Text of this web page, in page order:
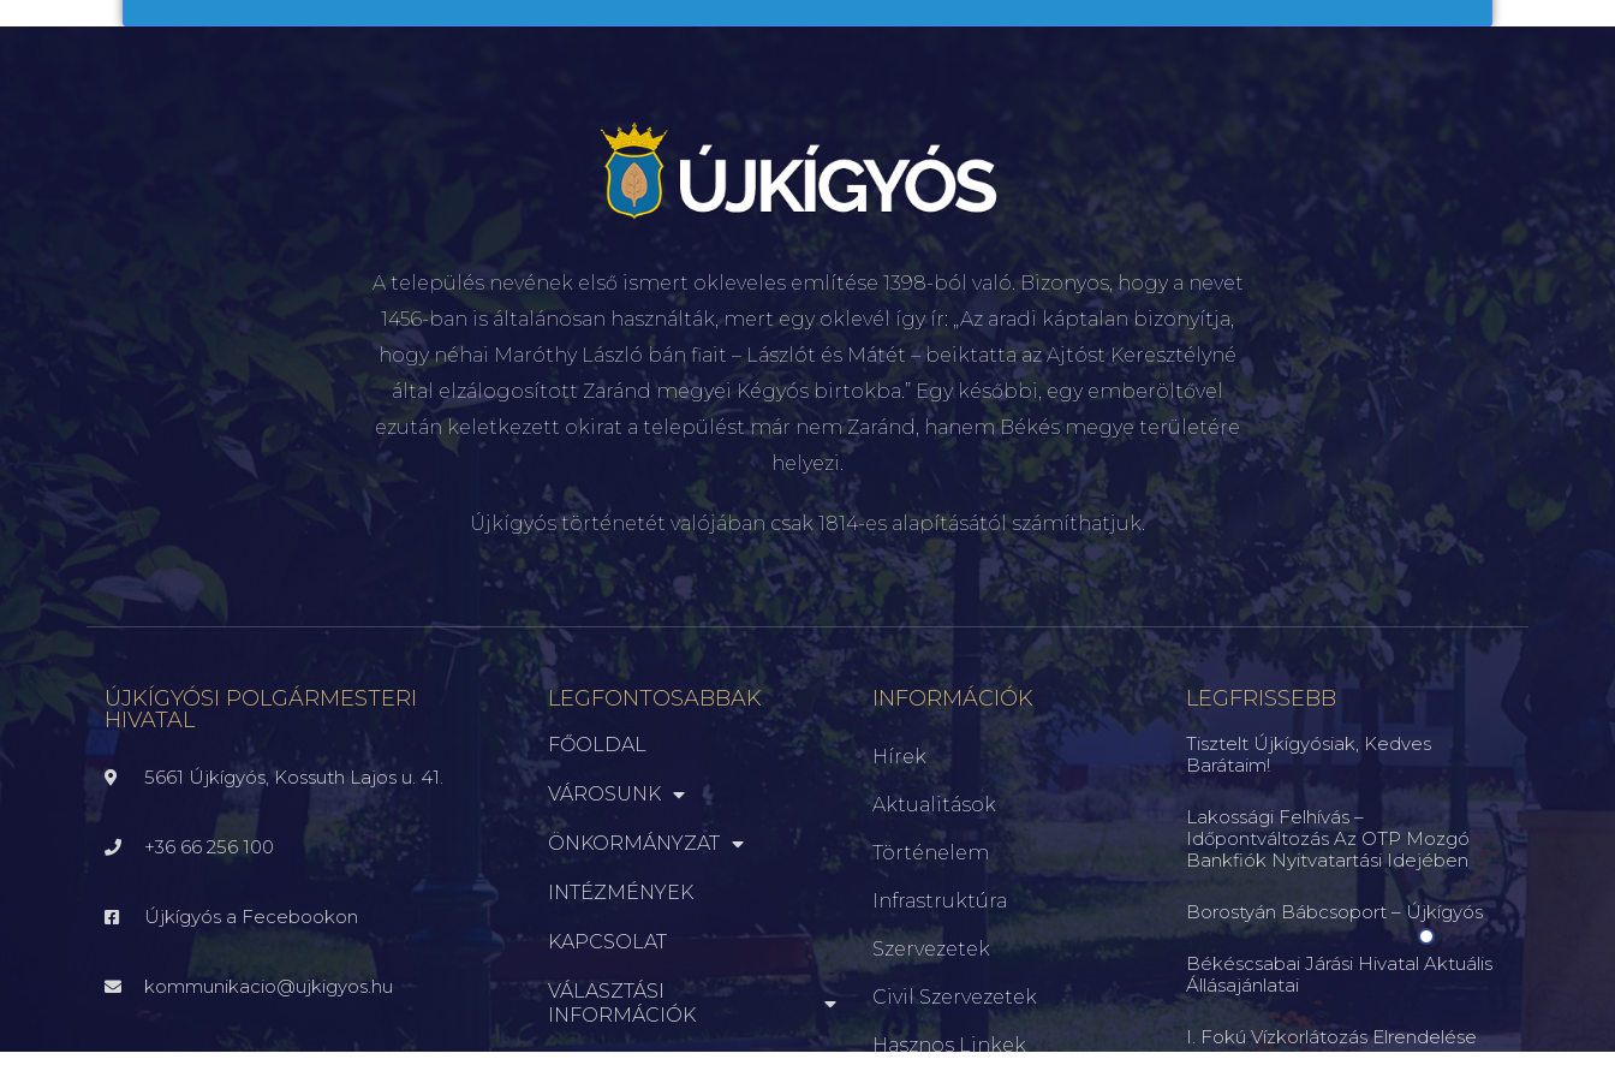
A település nevének első ismert okleveles említése 1398-ból való. Bizonyos, hogy a nevet
1456-ban is általánosan használták, mert egy oklevél így ír: „Az aradi káptalan bizonyítja,
hogy néhai Maróthy László bán fiait – Lászlót és Mátét – beiktatta az Ajtóst Keresztélyné
által elzálogosított Zaránd megyei Kégyós birtokba.” Egy későbbi, egy emberöltővel
ezután keletkezett okirat a települést már nem Zaránd, hanem Békés megye területére
helyezi.
Újkígyós történetét valójában csak 1814-es alapításától számíthatjuk.
ÚJKÍGYÓSI POLGÁRMESTERI
HIVATAL
5661 Újkígyós, Kossuth Lajos u. 41.
+36 66 256 100
Újkígyós a Fecebookon
kommunikacio@ujkigyos.hu
LEGFONTOSABBAK
FŐOLDAL
VÁROSUNK
ÖNKORMÁNYZAT
INTÉZMÉNYEK
KAPCSOLAT
VÁLASZTÁSI
INFORMÁCIÓK
INFORMÁCIÓK
Hírek
Aktualitások
Történelem
Infrastruktúra
Szervezetek
Civil Szervezetek
Hasznos Linkek
LEGFRISSEBB
Tisztelt Újkígyósiak, Kedves
Barátaim!
Lakossági Felhívás –
Időpontváltozás Az OTP Mozgó
Bankfiók Nyitvatartási Idejében
Borostyán Bábcsoport – Újkígyós
Békéscsabai Járási Hivatal Aktuális
Állásajánlatai
I. Fokú Vízkorlátozás Elrendelése